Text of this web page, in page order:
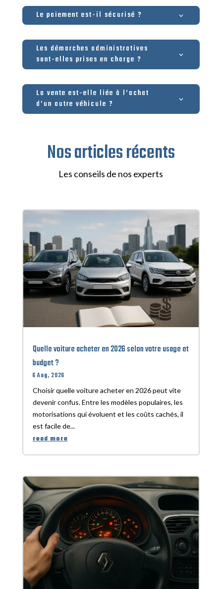
Le paiement est-il sécurisé ?
Les démarches administratives
sont-elles prises en charge ?
La vente est-elle liée à l’achat
d’un autre véhicule ?
Nos articles récents
Les conseils de nos experts
Quelle voiture acheter en 2026 selon votre usage et
budget ?
6 Aug, 2026
Choisir quelle voiture acheter en 2026 peut vite
devenir confus. Entre les modèles populaires, les
motorisations qui évoluent et les coûts cachés, il
est facile de...
read more